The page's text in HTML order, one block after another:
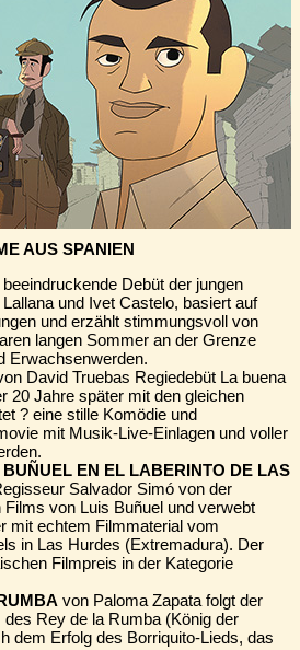
AUS SPANIEN
beeindruckende Debüt der jungen
und Ivet Castelo, basiert auf
und erzählt stimmungsvoll von
langen Sommer an der Grenze
Erwachsenwerden.
David Truebas Regiedebüt La buena
20 Jahre später mit den gleichen
? eine stille Komödie und
mit Musik-Live-Einlagen und voller
BUÑUEL EN EL LABERINTO DE LAS
Salvador Simó von der
Films von Luis Buñuel und verwebt
mit echtem Filmmaterial vom
in Las Hurdes (Extremadura). Der
Filmpreis in der Kategorie
von Paloma Zapata folgt der
Rey de la Rumba (König der
dem Erfolg des Borriquito-Lieds, das